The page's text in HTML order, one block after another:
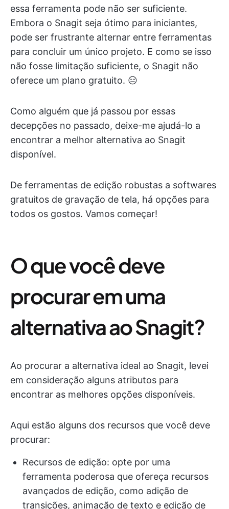
essa ferramenta pode não ser suficiente.
Embora o Snagit seja ótimo para iniciantes,
pode ser frustrante alternar entre ferramentas
para concluir um único projeto. E como se isso
não fosse limitação suficiente, o Snagit não
oferece um plano gratuito. 😑
Como alguém que já passou por essas
decepções no passado, deixe-me ajudá-lo a
encontrar a melhor alternativa ao Snagit
disponível.
De ferramentas de edição robustas a softwares
gratuitos de gravação de tela, há opções para
todos os gostos. Vamos começar!
O que você deve
procurar em uma
alternativa ao Snagit?
Ao procurar a alternativa ideal ao Snagit, levei
em consideração alguns atributos para
encontrar as melhores opções disponíveis.
Aqui estão alguns dos recursos que você deve
procurar:
Recursos de edição: opte por uma
ferramenta poderosa que ofereça recursos
avançados de edição, como adição de
transições, animação de texto e edição de